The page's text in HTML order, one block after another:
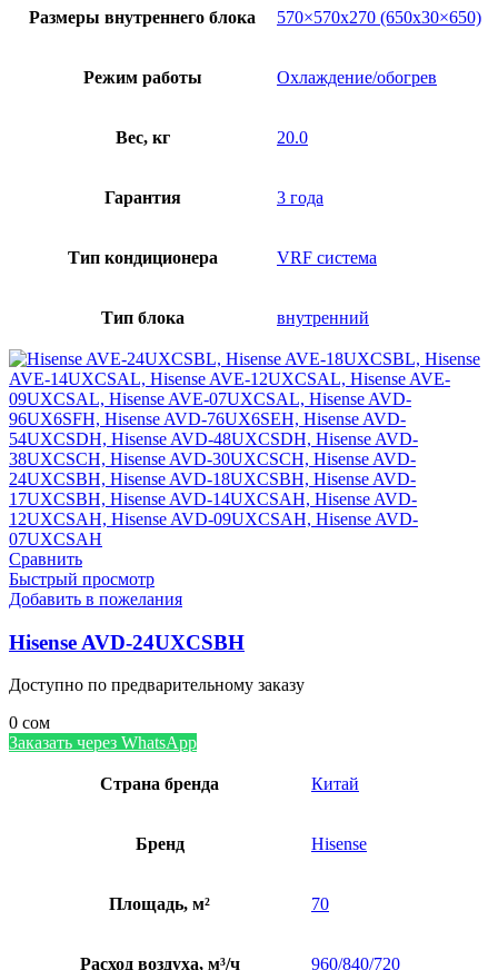
Размеры внутреннего блока 570×570х270 (650х30×650)
Режим работы Охлаждение/обогрев
Вес, кг 20.0
Гарантия 3 года
Тип кондиционера VRF система
Тип блока внутренний
Сравнить
Быстрый просмотр
Добавить в пожелания
Hisense AVD-24UXCSBH
Доступно по предварительному заказу
0 сом
Заказать через WhatsApp
Страна бренда Китай
Бренд Hisense
Площадь, м² 70
Расход воздуха, м³/ч 960/840/720